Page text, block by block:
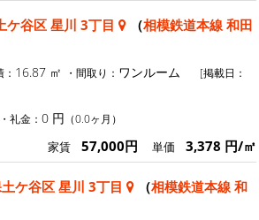
ケ谷区 星川 3丁目 （相模鉄道本線 和田
16.87 ㎡ ・間取り： ワンルーム
[掲載日：
・礼金： 0 円 （0.0ヶ月）
家賃 57,000円 単価 3,378 円/㎡
ケ谷区 星川 3丁目 （相模鉄道本線 和